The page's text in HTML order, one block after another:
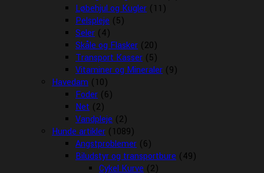
Løbehjul og Kugler (11)
Pelspleje (5)
Seler (4)
Skåle og Flasker (20)
Transport Kasser (5)
Vitaminer og Mineraler (9)
Havedam (10)
Foder (6)
Net (2)
Vandpleje (2)
Hunde artikler (1089)
Angstproblemer (6)
Biludstyr og transportbure (49)
Cykel Kurve (2)